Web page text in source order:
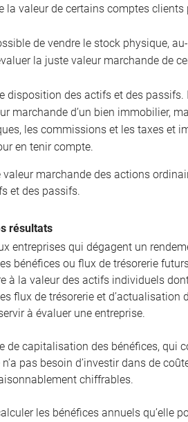
la valeur de certains comptes
de vendre le stock physique,
la juste valeur marchande de
disposition des actifs et des
marchande d’un bien immobilier,
les commissions et les taxes et
en tenir compte.
marchande des actions
et des passifs.
résultats
entreprises qui dégagent un
bénéfices ou flux de trésorerie
à la valeur des actifs individuels
flux de trésorerie et
à évaluer une entreprise.
de capitalisation des bénéfices, qui
n’a pas besoin d’investir dans de
chiffrables.
les bénéfices annuels qu’elle